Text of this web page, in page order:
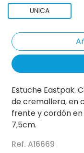
UNICA
Estuche Eastpak.
de cremallera, en
frente y cordón
7,5cm.
Ref. A16669